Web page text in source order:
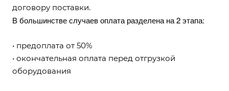
договору поставки.
В большинстве случаев оплата разделена на 2 этапа:
• предоплата от 50%
• окончательная оплата перед отгрузкой
оборудования